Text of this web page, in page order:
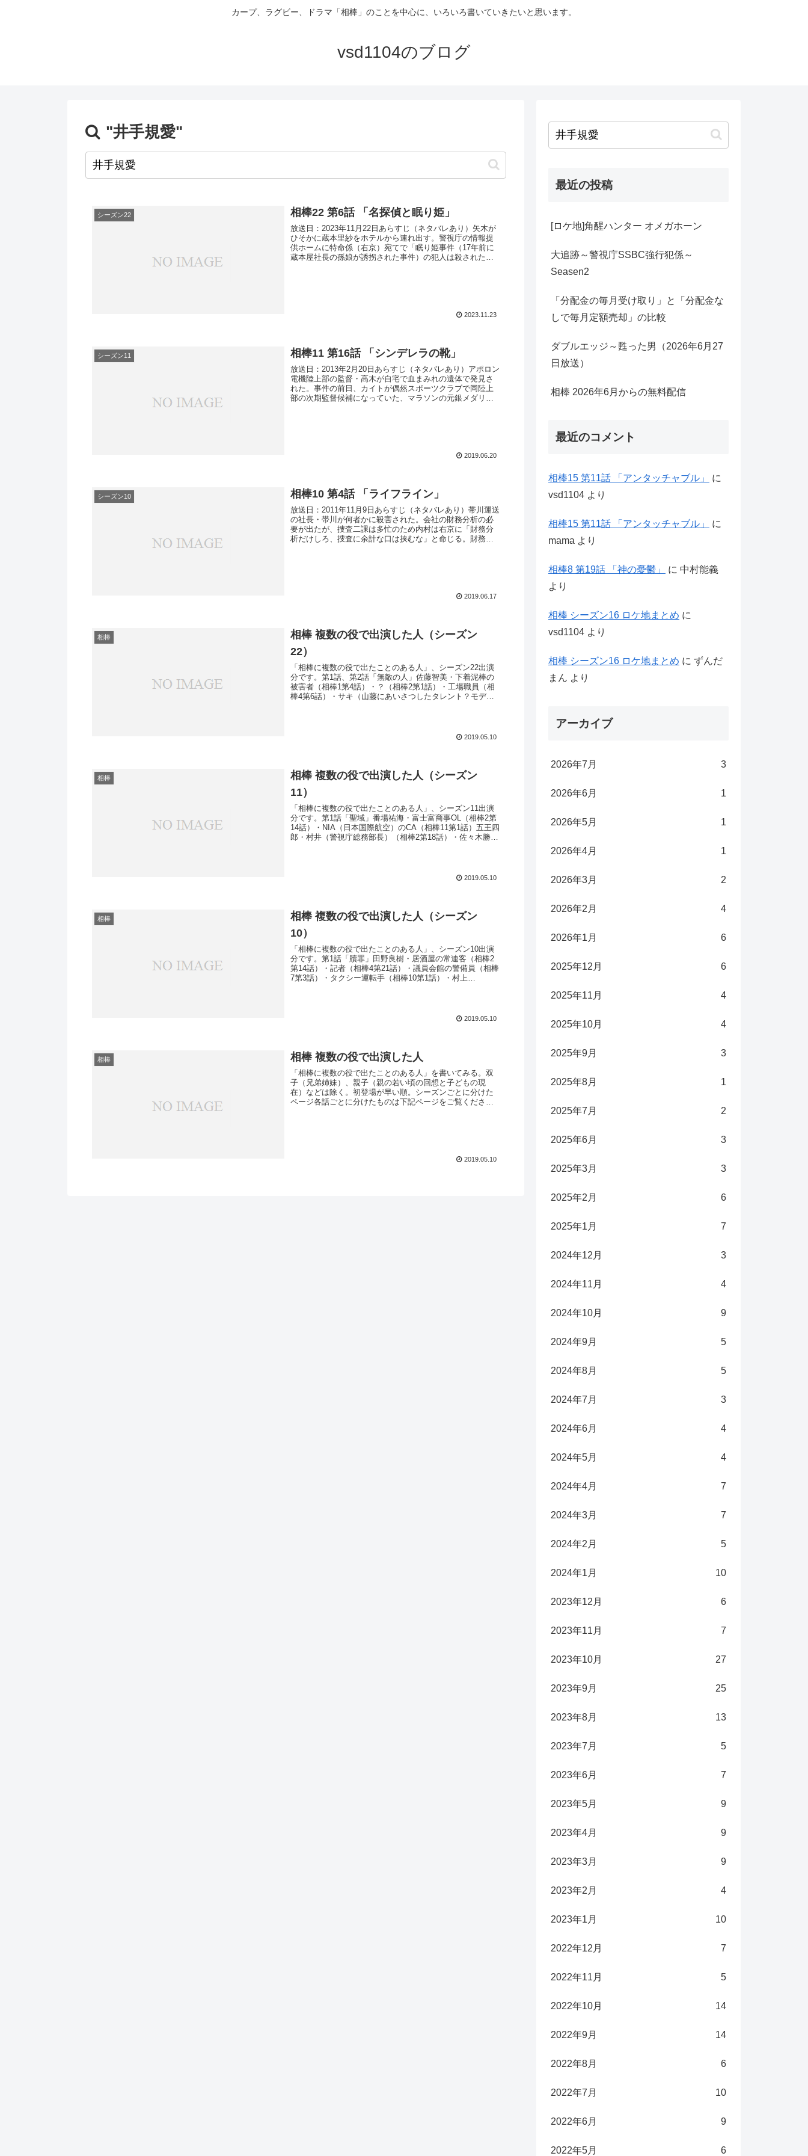
カープ、ラグビー、ドラマ「相棒」のことを中心に、いろいろ書いていきたいと思います。
vsd1104のブログ
"井手規愛"
シーズン22 相棒22 第6話 「名探偵と眠り姫」
放送日：2023年11月22日あらすじ（ネタバレあり）矢木が
ひそかに蔵本里紗をホテルから連れ出す。警視庁の情報提
供ホームに特命係（右京）宛てで「眠り姫事件（17年前に
蔵本屋社長の孫娘が誘拐された事件）の犯人は殺された、
2023.11.23
シーズン11 相棒11 第16話 「シンデレラの靴」
放送日：2013年2月20日あらすじ（ネタバレあり）アポロン
電機陸上部の監督・高木が自宅で血まみれの遺体で発見さ
れた。事件の前日、カイトが偶然スポーツクラブで同陸上
部の次期監督候補になっていた、マラソンの元銀メダリス
2019.06.20
シーズン10 相棒10 第4話 「ライフライン」
放送日：2011年11月9日あらすじ（ネタバレあり）帯川運送
の社長・帯川が何者かに殺害された。会社の財務分析の必
要が出たが、捜査二課は多忙のため内村は右京に「財務分
析だけしろ、捜査に余計な口は挟むな」と命じる。財務分
2019.06.17
相棒
相棒 複数の役で出演した人（シーズン
22）
「相棒に複数の役で出たことのある人」、シーズン22出演
分です。第1話、第2話「無敵の人」佐藤智美・下着泥棒の
被害者（相棒1第4話）・？（相棒2第1話）・工場職員（相
棒4第6話）・サキ（山藤にあいさつしたタレント？モデ
2019.05.10
相棒
相棒 複数の役で出演した人（シーズン
11）
「相棒に複数の役で出たことのある人」、シーズン11出演
分です。第1話「聖域」番場祐海・富士富商事OL（相棒2第
14話）・NIA（日本国際航空）のCA（相棒11第1話）五王四
郎・村井（警視庁総務部長）（相棒2第18話）・佐々木勝久
2019.05.10
相棒
相棒 複数の役で出演した人（シーズン
10）
「相棒に複数の役で出たことのある人」、シーズン10出演
分です。第1話「贖罪」田野良樹・居酒屋の常連客（相棒2
第14話）・記者（相棒4第21話）・議員会館の警備員（相棒
7第3話）・タクシー運転手（相棒10第1話）・村上
2019.05.10
相棒 相棒 複数の役で出演した人
「相棒に複数の役で出たことのある人」を書いてみる。双
子（兄弟姉妹）、親子（親の若い頃の回想と子どもの現
在）などは除く。初登場が早い順。シーズンごとに分けた
ページ各話ごとに分けたものは下記ページをご覧くださ
2019.05.10
最近の投稿
[ロケ地]角醒ハンター オメガホーン
大追跡～警視庁SSBC強行犯係～
Seasen2
「分配金の毎月受け取り」と「分配金な
しで毎月定額売却」の比較
ダブルエッジ～甦った男（2026年6月27
日放送）
相棒 2026年6月からの無料配信
最近のコメント
相棒15 第11話 「アンタッチャブル」
に
vsd1104 より
相棒15 第11話 「アンタッチャブル」
に
mama より
相棒8 第19話 「神の憂鬱」 に 中村能義
より
相棒 シーズン16 ロケ地まとめ に
vsd1104 より
相棒 シーズン16 ロケ地まとめ に ずんだ
まん より
アーカイブ
2026年7月 3
2026年6月 1
2026年5月 1
2026年4月 1
2026年3月 2
2026年2月 4
2026年1月 6
2025年12月 6
2025年11月 4
2025年10月 4
2025年9月 3
2025年8月 1
2025年7月 2
2025年6月 3
2025年3月 3
2025年2月 6
2025年1月 7
2024年12月 3
2024年11月 4
2024年10月 9
2024年9月 5
2024年8月 5
2024年7月 3
2024年6月 4
2024年5月 4
2024年4月 7
2024年3月 7
2024年2月 5
2024年1月 10
2023年12月 6
2023年11月 7
2023年10月 27
2023年9月 25
2023年8月 13
2023年7月 5
2023年6月 7
2023年5月 9
2023年4月 9
2023年3月 9
2023年2月 4
2023年1月 10
2022年12月 7
2022年11月 5
2022年10月 14
2022年9月 14
2022年8月 6
2022年7月 10
2022年6月 9
2022年5月 6